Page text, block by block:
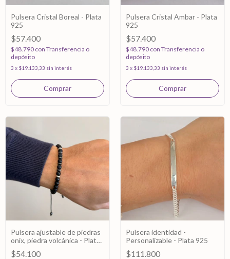
Pulsera Cristal Boreal - Plata
925
$57.400
$48.790 con Transferencia o
depósito
3 x $19.133,33 sin interés
Pulsera Cristal Ambar - Plata
925
$57.400
$48.790 con Transferencia o
depósito
3 x $19.133,33 sin interés
Pulsera ajustable de piedras
onix, piedra volcánica - Plata
925
$54.100
Pulsera identidad -
Personalizable - Plata 925
$111.800